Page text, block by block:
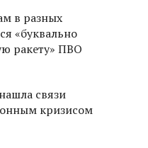
в разных
«буквально
ракету» ПВО
связи
кризисом